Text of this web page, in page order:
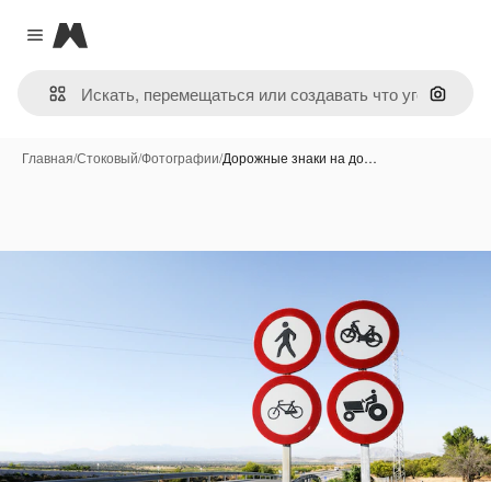
Close menu
Magnific
Поиск
Главная/Стоковый/Фотографии/Дорожные знаки на до…